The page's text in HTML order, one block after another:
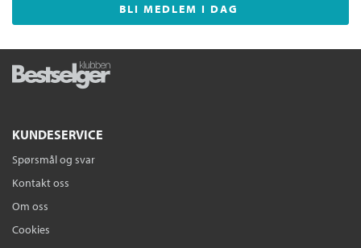
BLI MEDLEM I DAG
KUNDESERVICE
Spørsmål og svar
Kontakt oss
Om oss
Cookies